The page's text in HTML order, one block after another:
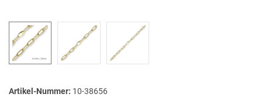
Artikel-Nummer: 10-38656